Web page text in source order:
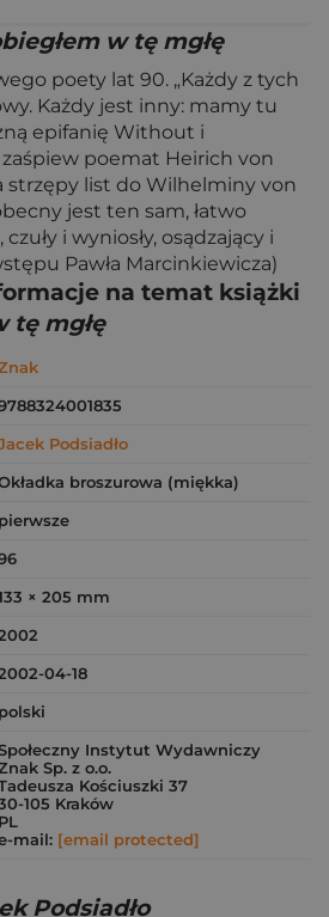
w tę mgłę
poety lat 90. „Każdy z tych
Każdy jest inny: mamy tu
epifanię Without i
poemat Heirich von
strzępy list do Wilhelminy von
jest ten sam, łatwo
i wyniosły, osądzający i
Pawła Marcinkiewicza)
na temat książki
tę mgłę
Podsiadło
broszurowa (miękka)
pierwsze
× 205 mm
04-18
polski
Instytut Wydawniczy
Sp. z o.o.
Kościuszki 37
105 Kraków
PL
mail: [email protected]
Podsiadło